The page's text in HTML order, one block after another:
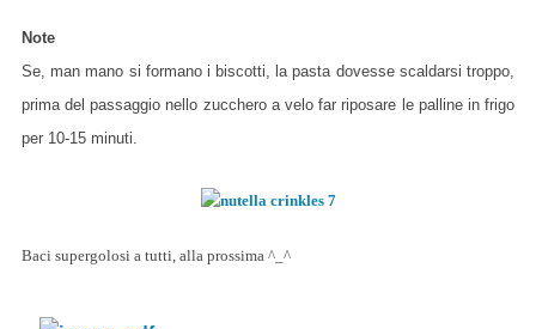
Note
Se, man mano si formano i biscotti, la pasta dovesse scaldarsi troppo,
prima del passaggio nello zucchero a velo far riposare le palline in frigo
per 10-15 minuti.
Baci supergolosi a tutti, alla prossima ^_^